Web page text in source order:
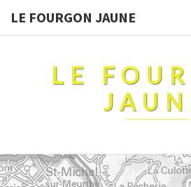
LE FOURGON JAUNE
LE